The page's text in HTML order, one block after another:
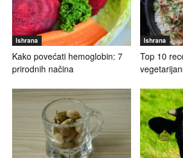
Ishrana
Kako povećati hemoglobin: 7
prirodnih načina
Ishrana
Top 10